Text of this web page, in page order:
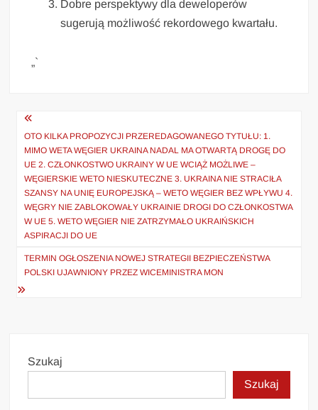
Dobre perspektywy dla deweloperów
sugerują możliwość rekordowego kwartału.
„`
Nawigacja
wpisu
OTO KILKA PROPOZYCJI PRZEREDAGOWANEGO TYTUŁU: 1.
MIMO WETA WĘGIER UKRAINA NADAL MA OTWARTĄ DROGĘ DO
UE 2. CZŁONKOSTWO UKRAINY W UE WCIĄŻ MOŻLIWE –
WĘGIERSKIE WETO NIESKUTECZNE 3. UKRAINA NIE STRACIŁA
SZANSY NA UNIĘ EUROPEJSKĄ – WETO WĘGIER BEZ WPŁYWU 4.
WĘGRY NIE ZABLOKOWAŁY UKRAINIE DROGI DO CZŁONKOSTWA
W UE 5. WETO WĘGIER NIE ZATRZYMAŁO UKRAIŃSKICH
ASPIRACJI DO UE
TERMIN OGŁOSZENIA NOWEJ STRATEGII BEZPIECZEŃSTWA
POLSKI UJAWNIONY PRZEZ WICEMINISTRA MON
Szukaj
Szukaj